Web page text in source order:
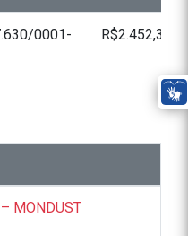
0001-
R$2.452,30
MONDUST